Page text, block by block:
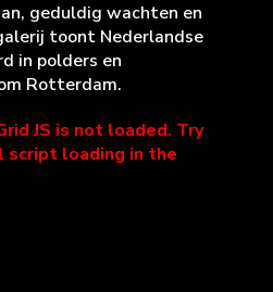
geduldig wachten en
toont Nederlandse
in polders en
Rotterdam.
JS is not loaded. Try
script loading in the